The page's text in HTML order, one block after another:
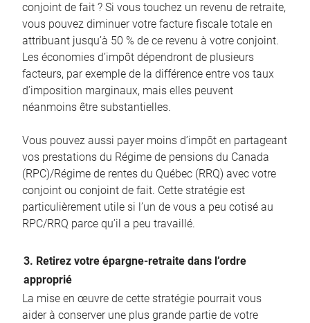
conjoint de fait ? Si vous touchez un revenu de retraite,
vous pouvez diminuer votre facture fiscale totale en
attribuant jusqu’à 50 % de ce revenu à votre conjoint.
Les économies d’impôt dépendront de plusieurs
facteurs, par exemple de la différence entre vos taux
d’imposition marginaux, mais elles peuvent
néanmoins être substantielles.
Vous pouvez aussi payer moins d’impôt en partageant
vos prestations du Régime de pensions du Canada
(RPC)/Régime de rentes du Québec (RRQ) avec votre
conjoint ou conjoint de fait. Cette stratégie est
particulièrement utile si l’un de vous a peu cotisé au
RPC/RRQ parce qu’il a peu travaillé.
3. Retirez votre épargne-retraite dans l’ordre
approprié
La mise en œuvre de cette stratégie pourrait vous
aider à conserver une plus grande partie de votre